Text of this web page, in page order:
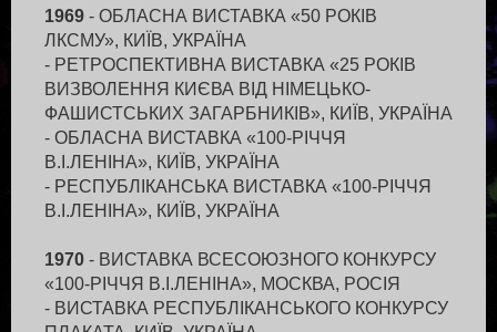
ПІСЕНЬ ТА РОМАНСІВ)
2003- КАНАДА. CNE, ПЕРСОНАЛЬНА
ВИСТАВКА
2004- КАНАДА. ПЕРСОНАЛЬНА ВИСТАВКА
2006- ПЕРСОНАЛЬНА ВИСТАВКА. КИЇВ -
МИСТЕЦЬКА ПРЕМІЯ ІМ. Г.НАРБУТА
1969 - ОБЛАСНА ВИСТАВКА «50 РОКІВ
ЛКСМУ», КИЇВ, УКРАЇНА
- РЕТРОСПЕКТИВНА ВИСТАВКА «25 РОКІВ
ВИЗВОЛЕННЯ КИЄВА ВІД НІМЕЦЬКО-
ФАШИСТСЬКИХ ЗАГАРБНИКІВ», КИЇВ, УКРАЇНА
- ОБЛАСНА ВИСТАВКА «100-РІЧЧЯ
В.І.ЛЕНІНА», КИЇВ, УКРАЇНА
- РЕСПУБЛІКАНСЬКА ВИСТАВКА «100-РІЧЧЯ
В.І.ЛЕНІНА», КИЇВ, УКРАЇНА
1970 - ВИСТАВКА ВСЕСОЮЗНОГО КОНКУРСУ
«100-РІЧЧЯ В.І.ЛЕНІНА», МОСКВА, РОСІЯ
- ВИСТАВКА РЕСПУБЛІКАНСЬКОГО КОНКУРСУ